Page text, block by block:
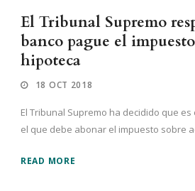
El Tribunal Supremo
banco pague el
hipoteca
18 OCT 2018
El Tribunal Supremo ha decidido que
el que debe abonar el impuesto sobre
READ MORE